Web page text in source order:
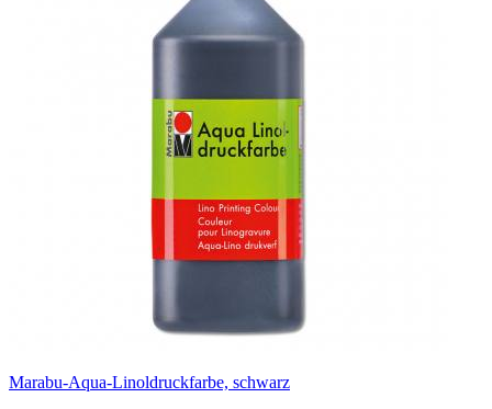
Marabu-Aqua-Linoldruckfarbe, schwarz